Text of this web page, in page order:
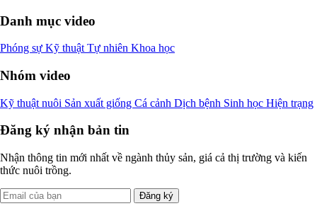
Danh mục video
Phóng sự Kỹ thuật Tự nhiên Khoa học
Nhóm video
Kỹ thuật nuôi Sản xuất giống Cá cảnh Dịch bệnh Sinh học Hiện trạng
Đăng ký nhận bản tin
Nhận thông tin mới nhất về ngành thủy sản, giá cả thị trường và kiến
thức nuôi trồng.
Đăng ký